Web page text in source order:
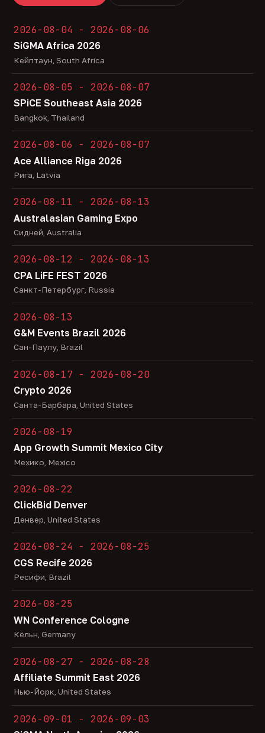
2026-08-04 - 2026-08-06
SiGMA Africa 2026
Кейптаун, South Africa
2026-08-05 - 2026-08-07
SPiCE Southeast Asia 2026
Bangkok, Thailand
2026-08-06 - 2026-08-07
Ace Alliance Riga 2026
Рига, Latvia
2026-08-11 - 2026-08-13
Australasian Gaming Expo
Сидней, Australia
2026-08-12 - 2026-08-13
CPA LiFE FEST 2026
Санкт-Петербург, Russia
2026-08-13
G&M Events Brazil 2026
Сан-Паулу, Brazil
2026-08-17 - 2026-08-20
Crypto 2026
Санта-Барбара, United States
2026-08-19
App Growth Summit Mexico City
Мехико, Mexico
2026-08-22
ClickBid Denver
Денвер, United States
2026-08-24 - 2026-08-25
CGS Recife 2026
Ресифи, Brazil
2026-08-25
WN Conference Cologne
Кёльн, Germany
2026-08-27 - 2026-08-28
Affiliate Summit East 2026
Нью-Йорк, United States
2026-09-01 - 2026-09-03